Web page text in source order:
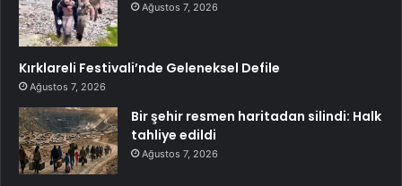
Ağustos 7, 2026
Kırklareli Festivali’nde Geleneksel Defile
Ağustos 7, 2026
Bir şehir resmen haritadan silindi: Halk
tahliye edildi
Ağustos 7, 2026